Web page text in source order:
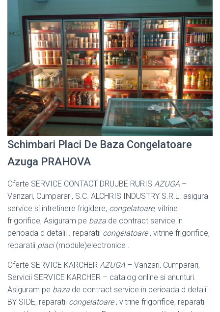
Schimbari Placi De Baza Congelatoare
Azuga PRAHOVA
Oferte SERVICE CONTACT DRUJBE RURIS AZUGA –
Vanzari, Cumparari, S.C. ALCHRIS INDUSTRY S.R.L. asigura
service si intretinere frigidere, congelatoare, vitrine
frigorifice, Asiguram pe baza de contract service in
perioada d detalii . reparatii congelatoare, vitrine frigorifice,
reparatii placi(module)electronice .
Oferte SERVICE KARCHER AZUGA – Vanzari, Cumparari,
Servicii SERVICE KARCHER – catalog online si anunturi.
Asiguram pe baza de contract service in perioada d detalii .
BY SIDE, reparatii congelatoare, vitrine frigorifice, reparatii